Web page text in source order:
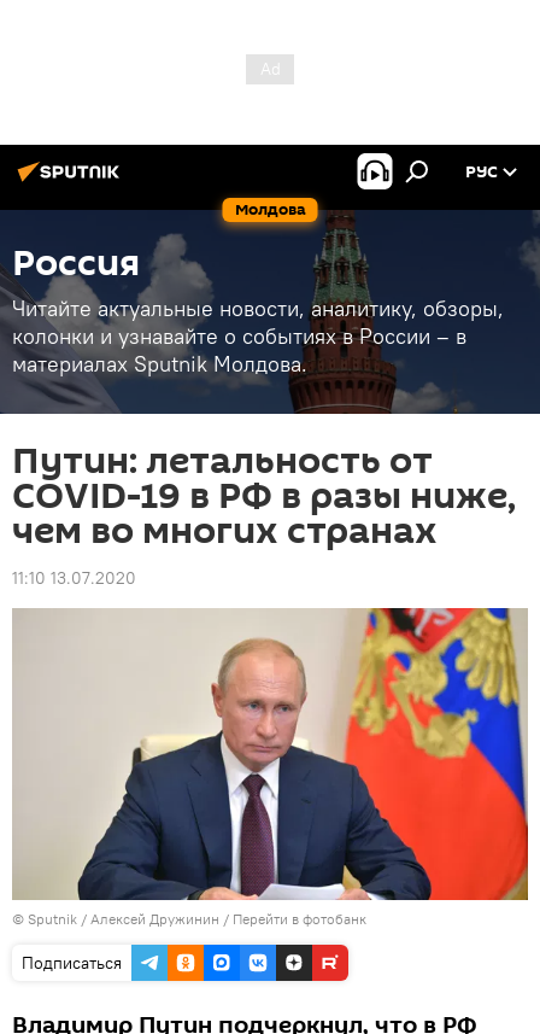
Молдова
РУС
Россия
Читайте актуальные новости, аналитику, обзоры,
колонки и узнавайте о событиях в России – в
материалах Sputnik Молдова.
Путин: летальность от
COVID-19 в РФ в разы ниже,
чем во многих странах
11:10 13.07.2020
© Sputnik / Алексей Дружинин / Перейти в фотобанк
Подписаться
Владимир Путин подчеркнул, что в РФ